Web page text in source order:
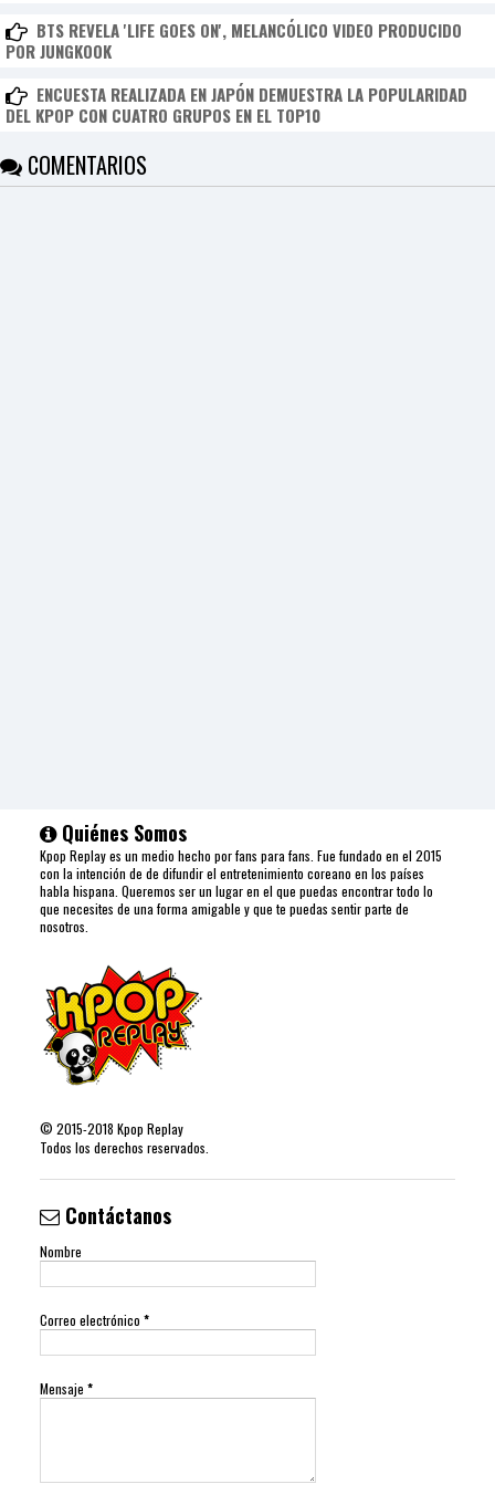
BTS REVELA 'LIFE GOES ON', MELANCÓLICO VIDEO PRODUCIDO
POR JUNGKOOK
ENCUESTA REALIZADA EN JAPÓN DEMUESTRA LA POPULARIDAD
DEL KPOP CON CUATRO GRUPOS EN EL TOP10
COMENTARIOS
Quiénes Somos
Kpop Replay es un medio hecho por fans para fans. Fue fundado en el 2015
con la intención de de difundir el entretenimiento coreano en los países
habla hispana. Queremos ser un lugar en el que puedas encontrar todo lo
que necesites de una forma amigable y que te puedas sentir parte de
nosotros.
© 2015-2018 Kpop Replay
Todos los derechos reservados.
Contáctanos
Nombre
Correo electrónico *
Mensaje *